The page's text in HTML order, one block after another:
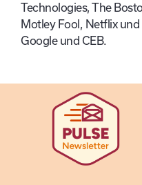
Technologies, The
Motley Fool, Netflix
Google und CEB.